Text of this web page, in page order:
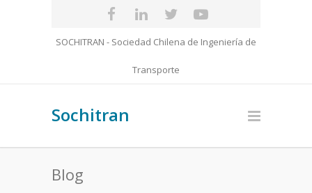
SOCHITRAN - Sociedad Chilena de Ingeniería de
Transporte
Sochitran
Blog